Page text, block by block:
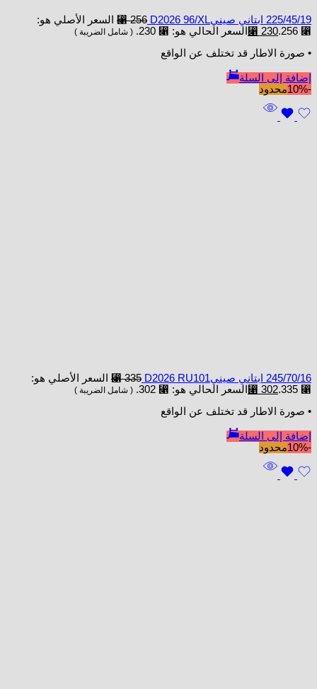
225/45/19 ابتاني صينيD2026 96/XL ⃁256
السعر الأصلي هو:
⃁ 256.
⃁ 230 السعر الحالي هو: ⃁ 230. ( شامل الضريبة )
• صورة الاطار قد تختلف عن الواقع
إضافة إلى السلة
-10%
محدود
245/70/16 ابتاني صينيD2026 RU101 ⃁335
السعر الأصلي هو:
⃁ 335.
⃁ 302 السعر الحالي هو: ⃁ 302. ( شامل الضريبة )
• صورة الاطار قد تختلف عن الواقع
إضافة إلى السلة
-10%
محدود